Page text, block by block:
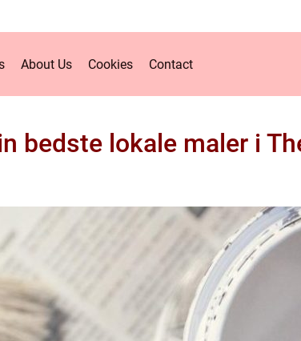
About Us Cookies Contact
bedste lokale maler i